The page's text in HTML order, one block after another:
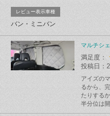
レビュー表示車種
バン・ミニバン
マルチシ
満足度：
投稿日：
アイズの
るから、
たりする
半分位は